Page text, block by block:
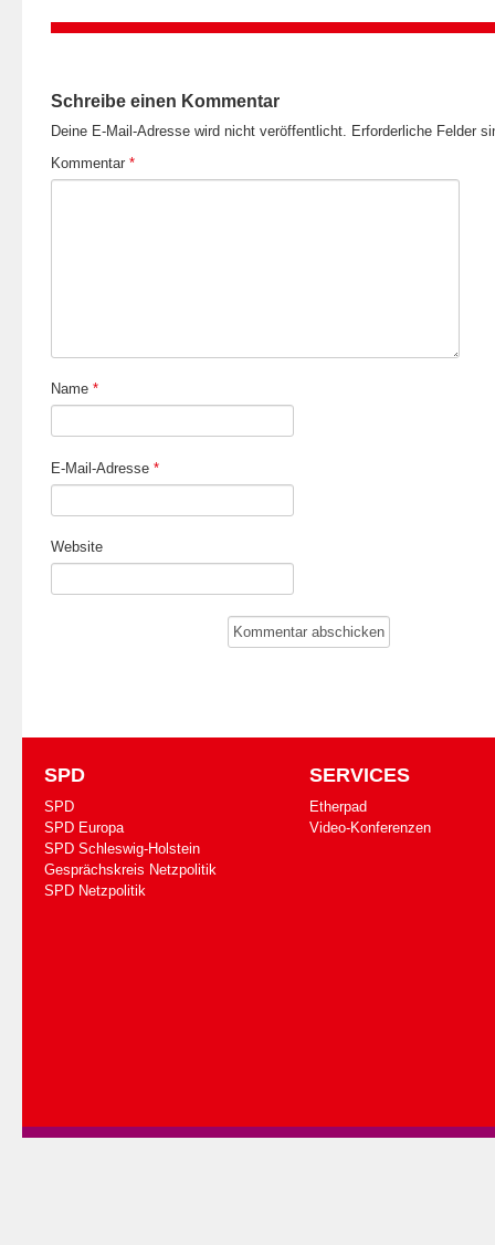
Schreibe einen Kommentar
Deine E-Mail-Adresse wird nicht veröffentlicht. Erforderliche Felder
Kommentar *
Name *
E-Mail-Adresse *
Website
SPD
SPD
SPD Europa
SPD Schleswig-Holstein
Gesprächskreis Netzpolitik
SPD Netzpolitik
SERVICES
Etherpad
Video-Konferenzen